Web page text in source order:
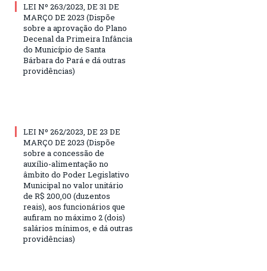
LEI Nº 263/2023, DE 31 DE
MARÇO DE 2023 (Dispõe
sobre a aprovação do Plano
Decenal da Primeira Infância
do Município de Santa
Bárbara do Pará e dá outras
providências)
LEI Nº 262/2023, DE 23 DE
MARÇO DE 2023 (Dispõe
sobre a concessão de
auxílio-alimentação no
âmbito do Poder Legislativo
Municipal no valor unitário
de R$ 200,00 (duzentos
reais), aos funcionários que
aufiram no máximo 2 (dois)
salários mínimos, e dá outras
providências)